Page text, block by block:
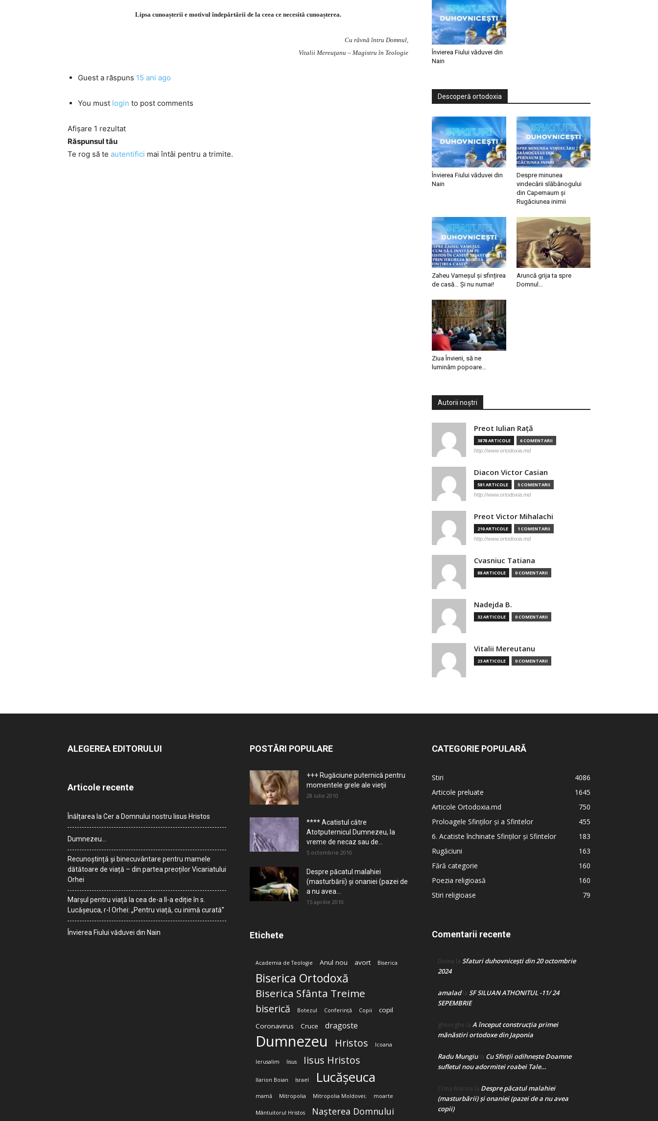
Lipsa cunoașterii e motivul îndepărtării de la ceea ce necesită cunoașterea.
Cu râvnă întru Domnul,
Vitalii Mereuţanu – Magistru în Teologie
Guest a răspuns 15 ani ago
You must login to post comments
Afișare 1 rezultat
Răspunsul tău
Te rog să te autentifici mai întâi pentru a trimite.
Învierea Fiului văduvei din
Nain
Descoperă ortodoxia
Învierea Fiului văduvei din
Nain
Despre minunea
vindecării slăbănogului
din Capernaum și
Rugăciunea inimii
Zaheu Vameșul și sfințirea
de casă… Și nu numai!
Aruncă grija ta spre
Domnul…
Ziua Învierii, să ne
luminăm popoare…
Autorii noștri
Preot Iulian Raţă
3878 ARTICOLE 6 COMENTARII
http://www.ortodoxia.md
Diacon Victor Casian
581 ARTICOLE 5 COMENTARII
http://www.ortodoxia.md
Preot Victor Mihalachi
210 ARTICOLE 1 COMENTARII
http://www.ortodoxia.md
Cvasniuc Tatiana
88 ARTICOLE 0 COMENTARII
Nadejda B.
32 ARTICOLE 0 COMENTARII
Vitalii Mereutanu
23 ARTICOLE 0 COMENTARII
ALEGEREA EDITORULUI
Articole recente
Înălțarea la Cer a Domnului nostru Iisus Hristos
Dumnezeu…
Recunoștință și binecuvântare pentru mamele
dătătoare de viață – din partea preoților Vicariatului
Orhei
Marșul pentru viață la cea de-a II-a ediție în s.
Lucășeuca, r-l Orhei: „Pentru viață, cu inimă curată”
Învierea Fiului văduvei din Nain
POSTĂRI POPULARE
+++ Rugăciune puternică pentru
momentele grele ale vieţii
28 iulie 2010
**** Acatistul către
Atotputernicul Dumnezeu, la
vreme de necaz sau de...
5 octombrie 2010
Despre păcatul malahiei
(masturbării) şi onaniei (pazei de
a nu avea...
15 aprilie 2010
Etichete
Academia de Teologie Anul nou avort Biserica
Biserica Ortodoxă
Biserica Sfânta Treime
biserică Botezul Conferință Copii
copil
Coronavirus
Cruce dragoste
Dumnezeu Hristos Icoana
Ierusalim Iisus Iisus Hristos
Ilarion Boian Israel Lucășeuca
mamă Mitropolia Mitropolia Moldovei; moarte
Mântuitorul Hristos Nașterea Domnului
CATEGORIE POPULARĂ
Stiri
4086
Articole preluate
1645
Articole Ortodoxia.md
750
Proloagele Sfinților și a Sfintelor
455
6. Acatiste închinate Sfinților și Sfintelor
183
Rugăciuni
163
Fără categorie
160
Poezia religioasă
160
Stiri religioase
79
Comentarii recente
Doina la Sfaturi duhovnicești din 20 octombrie
2024
amaladla SF SILUAN ATHONITUL -11/ 24
SEPEMBRIE
gheorghe la A început construcţia primei
mănăstiri ortodoxe din Japonia
Radu Mungiula Cu Sfinții odihnește Doamne
sufletul nou adormitei roabei Tale…
Crina Marina la Despre păcatul malahiei
(masturbării) şi onaniei (pazei de a nu avea
copii)